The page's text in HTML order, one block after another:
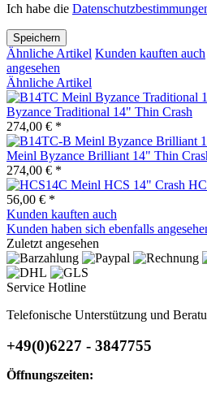
Ich habe die
Speichern
Ähnliche Artikel Kunden kauften auch
angesehen
Ähnliche Artikel
Byzance Traditional 14" Thin Crash
274,00 € *
Meinl Byzance Brilliant 14" Thin
274,00 € *
56,00 € *
Kunden kauften auch
Kunden haben sich ebenfalls
Zuletzt angesehen
Service Hotline
Telefonische Unterstützung und
+49(0)6227 - 3847755
Öffnungszeiten: